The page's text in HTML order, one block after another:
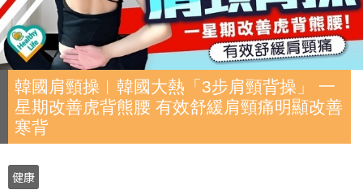
韓國肩頸操︱韓國大熱「3步肩頸背操」 一
星期改善虎背熊腰 有效舒緩肩頸痛明顯改善
寒背
健康